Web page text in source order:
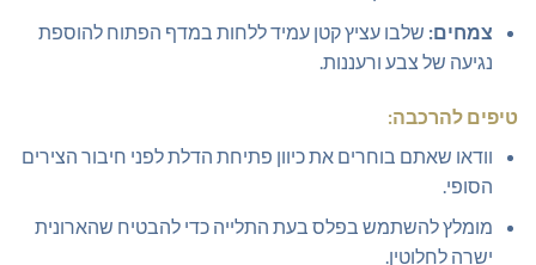
צמחים: שלבו עציץ קטן עמיד ללחות במדף הפתוח להוספת
נגיעה של צבע ורעננות.
טיפים להרכבה:
וודאו שאתם בוחרים את כיוון פתיחת הדלת לפני חיבור הצירים
הסופי.
מומלץ להשתמש בפלס בעת התלייה כדי להבטיח שהארונית
ישרה לחלוטין.